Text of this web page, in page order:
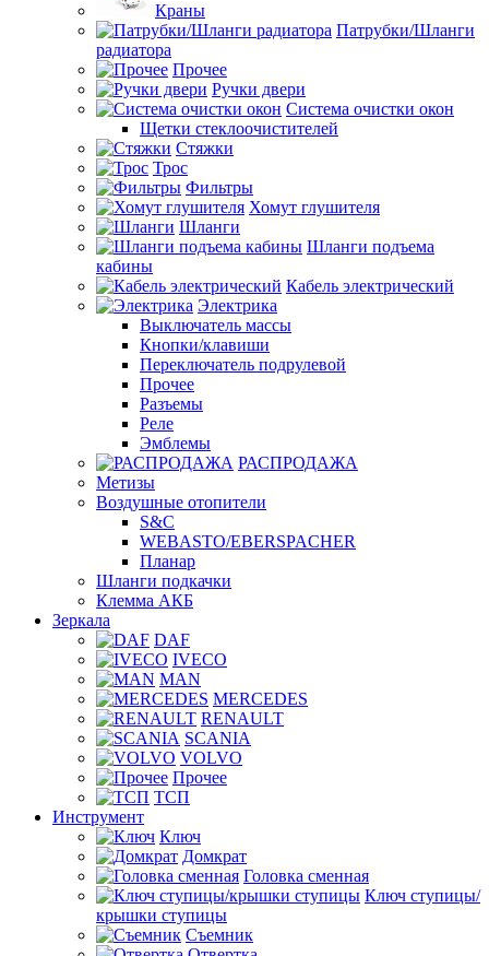
Краны
Патрубки/Шланги
радиатора
Прочее
Ручки двери
Система очистки окон
Щетки стеклоочистителей
Стяжки
Трос
Фильтры
Хомут глушителя
Шланги
Шланги подъема
кабины
Кабель электрический
Электрика
Выключатель массы
Кнопки/клавиши
Переключатель подрулевой
Прочее
Разъемы
Реле
Эмблемы
РАСПРОДАЖА
Метизы
Воздушные отопители
S&C
WEBASTO/EBERSPACHER
Планар
Шланги подкачки
Клемма АКБ
Зеркала
DAF
IVECO
MAN
MERCEDES
RENAULT
SCANIA
VOLVO
Прочее
ТСП
Инструмент
Ключ
Домкрат
Головка сменная
Ключ ступицы/
крышки ступицы
Съемник